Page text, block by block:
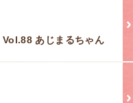
Vol.88 あじまるちゃん